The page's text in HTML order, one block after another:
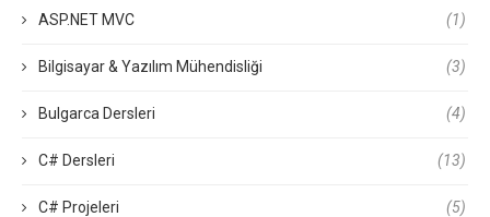
ASP.NET MVC (1)
Bilgisayar & Yazılım Mühendisliği (3)
Bulgarca Dersleri (4)
C# Dersleri (13)
C# Projeleri (5)